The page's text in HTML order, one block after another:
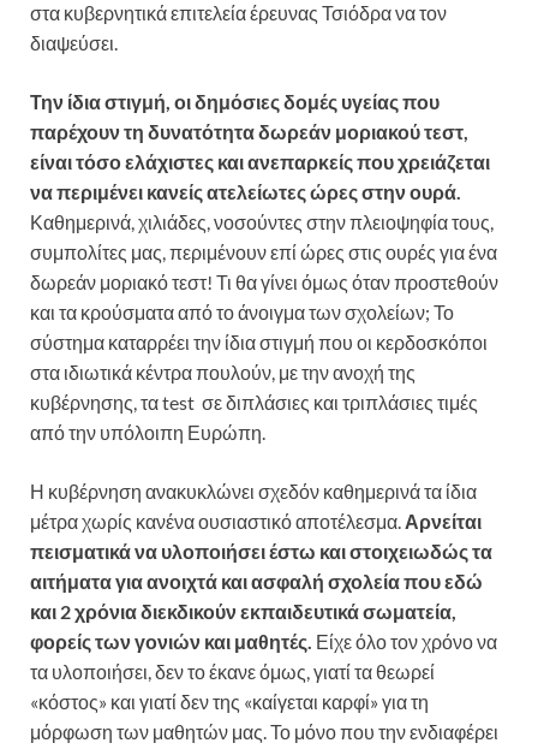
στα κυβερνητικά επιτελεία έρευνας Τσιόδρα να τον
διαψεύσει.
Την ίδια στιγμή, οι δημόσιες δομές υγείας που
παρέχουν τη δυνατότητα δωρεάν μοριακού τεστ,
είναι τόσο ελάχιστες και ανεπαρκείς που χρειάζεται
να περιμένει κανείς ατελείωτες ώρες στην ουρά.
Καθημερινά, χιλιάδες, νοσούντες στην πλειοψηφία τους,
συμπολίτες μας, περιμένουν επί ώρες στις ουρές για ένα
δωρεάν μοριακό τεστ! Τι θα γίνει όμως όταν προστεθούν
και τα κρούσματα από το άνοιγμα των σχολείων; Το
σύστημα καταρρέει την ίδια στιγμή που οι κερδοσκόποι
στα ιδιωτικά κέντρα πουλούν, με την ανοχή της
κυβέρνησης, τα test σε διπλάσιες και τριπλάσιες τιμές
από την υπόλοιπη Ευρώπη.
Η κυβέρνηση ανακυκλώνει σχεδόν καθημερινά τα ίδια
μέτρα χωρίς κανένα ουσιαστικό αποτέλεσμα. Αρνείται
πεισματικά να υλοποιήσει έστω και στοιχειωδώς τα
αιτήματα για ανοιχτά και ασφαλή σχολεία που εδώ
και 2 χρόνια διεκδικούν εκπαιδευτικά σωματεία,
φορείς των γονιών και μαθητές. Είχε όλο τον χρόνο να
τα υλοποιήσει, δεν το έκανε όμως, γιατί τα θεωρεί
«κόστος» και γιατί δεν της «καίγεται καρφί» για τη
μόρφωση των μαθητών μας. Το μόνο που την ενδιαφέρει